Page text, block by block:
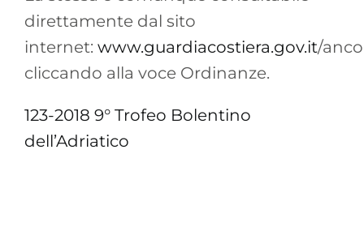
direttamente dal sito
internet: www.guardiacostiera.gov.it/
cliccando alla voce Ordinanze.
123-2018 9° Trofeo Bolentino
dell’Adriatico